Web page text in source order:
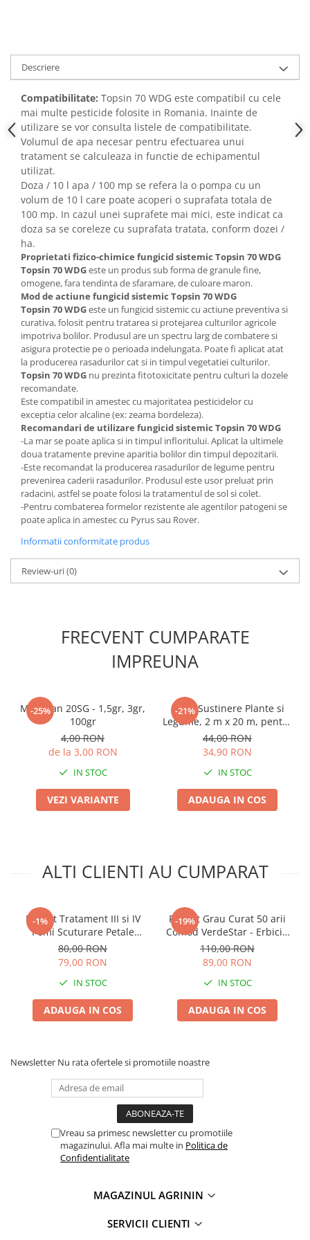
Erbicid
Insecticid
Tratamente repaus vegetativ
Ingrasaminte plante
Ingrasaminte plante
Ingrasaminte plante - CUTIE / KG
Ingrasaminte plante - ECOLOGICE
Ingrasaminte plante - FLORI
Ingrasaminte plante - FLORI - GEL
Casa, Gradina
Accesorii agricole
Accesorii gard electric
Accesorii irigat
Araci/ Suporti plante
Candele / Rezerve / Lumanari
Carabine/ carlige
Diverse casa si gradina
Diverse depozitare
Echipament protectie gradina
Fir/Ata de legat
Foarfeci
Pila motofierastrau / drujba
Plase plante
Pompa de apa curata/murdara
Raticide
Spray si intretinere
Lichidare STOC
Produse Bricolaj
Burghie
Centuri/chingi
Chei fixe
Consumabile motofierastrau
Fierastraie manuale
Fire motocoasa
Gresor / Decalimetru
Hranitoare/ Adapatoare
Descriere
Compatibilitate: Topsin 70 WDG este compatibil cu cele
mai multe pesticide folosite in Romania. Inainte de
utilizare se vor consulta listele de compatibilitate.
Volumul de apa necesar pentru efectuarea unui
tratament se calculeaza in functie de echipamentul
utilizat.
Doza / 10 l apa / 100 mp se refera la o pompa cu un
volum de 10 l care poate acoperi o suprafata totala de
100 mp. In cazul unei suprafete mai mici, este indicat ca
doza sa se coreleze cu suprafata tratata, conform dozei /
ha.
Proprietati fizico-chimice fungicid sistemic Topsin 70 WDG
Topsin 70 WDGeste un produs sub forma de granule fine,
omogene, fara tendinta de sfaramare, de culoare maron.
Mod de actiune fungicid sistemic Topsin 70 WDG
Topsin 70 WDGeste un fungicid sistemic cu actiune preventiva si
curativa, folosit pentru tratarea si protejarea culturilor agricole
impotriva bolilor. Produsul are un spectru larg de combatere si
asigura protectie pe o perioada indelungata. Poate fi aplicat atat
la producerea rasadurilor cat si in timpul vegetatiei culturilor.
Topsin 70 WDG nu prezinta fitotoxicitate pentru culturi la dozele
recomandate.
Este compatibil in amestec cu majoritatea pesticidelor cu
exceptia celor alcaline (ex: zeama bordeleza).
Recomandari de utilizare fungicid sistemic Topsin 70 WDG
-La mar se poate aplica si in timpul infloritului. Aplicat la ultimele
doua tratamente previne aparitia bolilor din timpul depozitarii.
-Este recomandat la producerea rasadurilor de legume pentru
prevenirea caderii rasadurilor. Produsul este usor preluat prin
radacini, astfel se poate folosi la tratamentul de sol si colet.
-Pentru combaterea formelor rezistente ale agentilor patogeni se
poate aplica in amestec cu Pyrus sau Rover.
Informatii conformitate produs
Review-uri(0)
FRECVENT CUMPARATE
IMPREUNA
-25%
Mospilan 20SG - 1,5gr, 3gr,
100gr
4,00 RON
de la 3,00 RON
IN STOC
VEZI VARIANTE
-21%
Plasa Sustinere Plante si
Legume, 2 m x 20 m, pentru
Castraveti, Mazare si Fasole
Urcatoare
44,00 RON
34,90 RON
IN STOC
ADAUGA IN COS
ALTI CLIENTI AU CUMPARAT
-1%
Pachet Tratament III si IV
Pomi Scuturare Petale
Solarex - Kit Profesional
Complet pentru 100L Apa
80,00 RON
79,00 RON
IN STOC
ADAUGA IN COS
-19%
Pachet Grau Curat 50 arii
Comod VerdeStar - Erbicid
Fungicid si Ingrasamant
Foliar pentru Suprafete Mici
110,00 RON
89,00 RON
IN STOC
ADAUGA IN COS
Newsletter Nu rata ofertele si promotiile noastre
Vreau sa primesc newsletter cu promotiile
magazinului. Afla mai multe in Politica de
Confidentialitate
MAGAZINUL AGRININ
SERVICII CLIENTI